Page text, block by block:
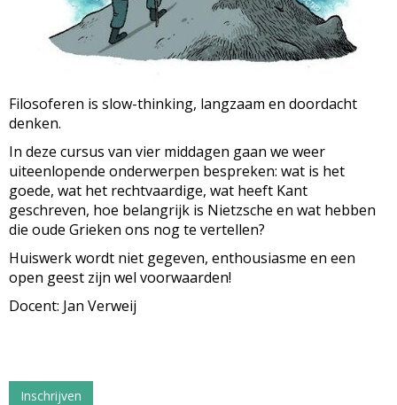
Filosoferen is slow-thinking, langzaam en doordacht
denken.
In deze cursus van vier middagen gaan we weer
uiteenlopende onderwerpen bespreken: wat is het
goede, wat het rechtvaardige, wat heeft Kant
geschreven, hoe belangrijk is Nietzsche en wat hebben
die oude Grieken ons nog te vertellen?
Huiswerk wordt niet gegeven, enthousiasme en een
open geest zijn wel voorwaarden!
Docent: Jan Verweij
Inschrijven